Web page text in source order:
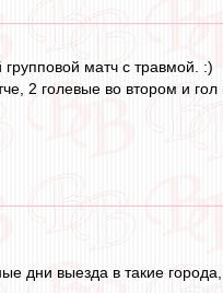
матч с травмой. :)
2 голевые во втором и гол
дни выезда в такие